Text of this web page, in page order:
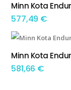
ADICIONAR
Minn Kota
577,49 €
ADICIONAR
Minn Kota
581,66 €